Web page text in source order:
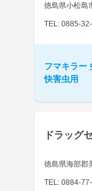
徳島県小松島
TEL: 0885-
フマキラー
快害虫用
ドラッグ
徳島県海部郡
TEL: 0884-